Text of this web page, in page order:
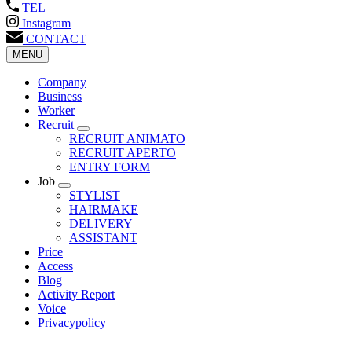
TEL
Instagram
CONTACT
MENU
Company
Business
Worker
Recruit
RECRUIT ANIMATO
RECRUIT APERTO
ENTRY FORM
Job
STYLIST
HAIRMAKE
DELIVERY
ASSISTANT
Price
Access
Blog
Activity Report
Voice
Privacypolicy